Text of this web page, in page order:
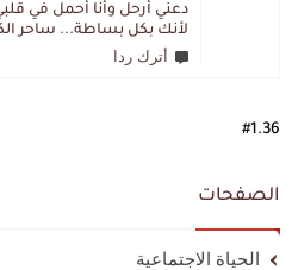
دعني أرحل وأنا أحمل في قلبي
لأنك بكل بساطة... ساحر
أترك ردا
#1.36
الصفحات
الحياة الاجتماعية